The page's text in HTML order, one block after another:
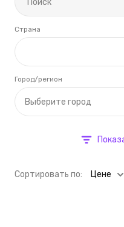
Страна
Выберите город
Город/регион
Cортировать по: Цене